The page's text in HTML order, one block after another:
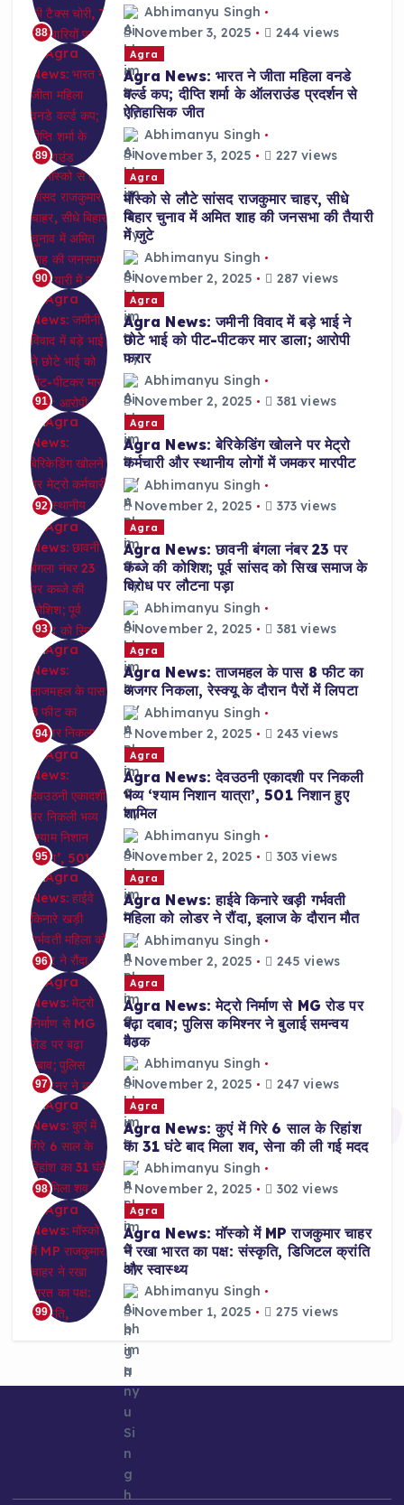
88
Abhimanyu Singh
November 3, 2025
244 views
89
Agra
Agra News: भारत ने जीता महिला वनडे
वर्ल्ड कप; दीप्ति शर्मा के ऑलराउंड प्रदर्शन से
ऐतिहासिक जीत
Abhimanyu Singh
November 3, 2025
227 views
90
Agra
मॉस्को से लौटे सांसद राजकुमार चाहर, सीधे
बिहार चुनाव में अमित शाह की जनसभा की तैयारी
में जुटे
Abhimanyu Singh
November 2, 2025
287 views
91
Agra
Agra News: जमीनी विवाद में बड़े भाई ने
छोटे भाई को पीट-पीटकर मार डाला; आरोपी
फरार
Abhimanyu Singh
November 2, 2025
381 views
92
Agra
Agra News: बेरिकेडिंग खोलने पर मेट्रो
कर्मचारी और स्थानीय लोगों में जमकर मारपीट
Abhimanyu Singh
November 2, 2025
373 views
93
Agra
Agra News: छावनी बंगला नंबर 23 पर
कब्जे की कोशिश; पूर्व सांसद को सिख समाज के
विरोध पर लौटना पड़ा
Abhimanyu Singh
November 2, 2025
381 views
94
Agra
Agra News: ताजमहल के पास 8 फीट का
अजगर निकला, रेस्क्यू के दौरान पैरों में लिपटा
Abhimanyu Singh
November 2, 2025
243 views
95
Agra
Agra News: देवउठनी एकादशी पर निकली
भव्य ‘श्याम निशान यात्रा’, 501 निशान हुए
शामिल
Abhimanyu Singh
November 2, 2025
303 views
96
Agra
Agra News: हाईवे किनारे खड़ी गर्भवती
महिला को लोडर ने रौंदा, इलाज के दौरान मौत
Abhimanyu Singh
November 2, 2025
245 views
97
Agra
Agra News: मेट्रो निर्माण से MG रोड पर
बढ़ा दबाव; पुलिस कमिश्नर ने बुलाई समन्वय
बैठक
Abhimanyu Singh
November 2, 2025
247 views
98
Agra
Agra News: कुएं में गिरे 6 साल के रिहांश
का 31 घंटे बाद मिला शव, सेना की ली गई मदद
Abhimanyu Singh
November 2, 2025
302 views
99
Agra
Agra News: मॉस्को में MP राजकुमार चाहर
ने रखा भारत का पक्ष: संस्कृति, डिजिटल क्रांति
और स्वास्थ्य
Abhimanyu Singh
November 1, 2025
275 views